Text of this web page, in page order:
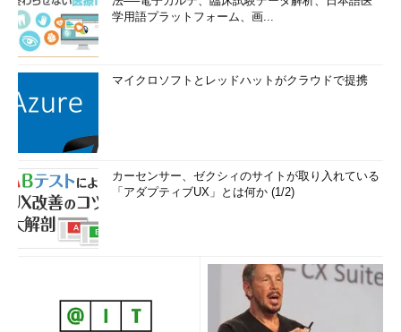
学用語プラットフォーム、画...
マイクロソフトとレッドハットがクラウドで提携
カーセンサー、ゼクシィのサイトが取り入れている
「アダプティブUX」とは何か (1/2)